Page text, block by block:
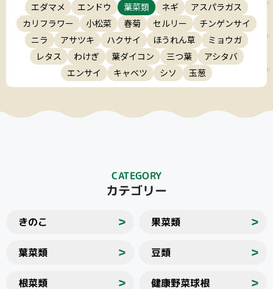
エダマメ
エンドウ 葉菜類 ネギ
アスパラガス
カリフラワー
小松菜 春菊 セルリー
チンゲンサイ
ニラ
アサツキ ハクサイ ほうれん草
ミョウガ
レタス
わけぎ 葉ダイコン 三つ葉
アシタバ
エンサイ
キャベツ シソ 玉葱
CATEGORY
カテゴリー
きのこ ＞ 果菜類 ＞
葉菜類 ＞ 豆類 ＞
根菜類 ＞ 健康野菜球根 ＞